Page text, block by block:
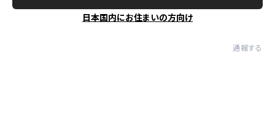
日本国内にお住まいの方向け
通報する